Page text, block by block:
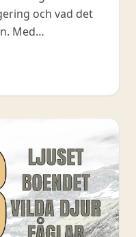
och vad det
Med
&
AI för att byta